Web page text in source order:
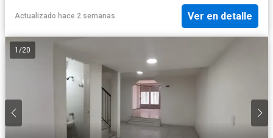
Actualizado hace 2 semanas Ver en detalle
1 /20